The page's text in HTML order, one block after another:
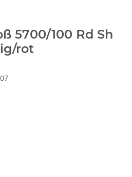
5700/100 Rd Sh
rot